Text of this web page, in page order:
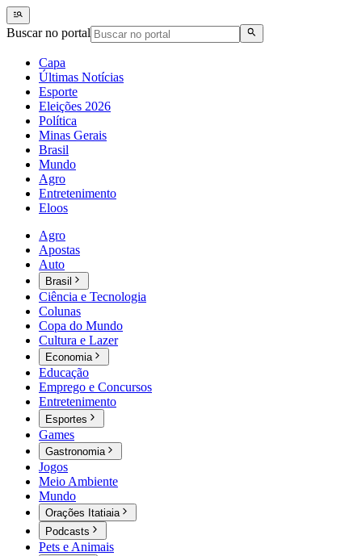
Buscar no portal
Capa
Últimas Notícias
Esporte
Eleições 2026
Política
Minas Gerais
Brasil
Mundo
Agro
Entretenimento
Eloos
Agro
Apostas
Auto
Brasil
Ciência e Tecnologia
Colunas
Copa do Mundo
Cultura e Lazer
Economia
Educação
Emprego e Concursos
Entretenimento
Esportes
Games
Gastronomia
Jogos
Meio Ambiente
Mundo
Orações Itatiaia
Podcasts
Pets e Animais